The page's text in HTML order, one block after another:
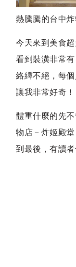
熱騰騰的台中
今天來到美食
看到裝潢非常
絡繹不絕，每
讓我非常好奇！
體重什麼的先
物店－炸姬殿堂
到最後，有讀